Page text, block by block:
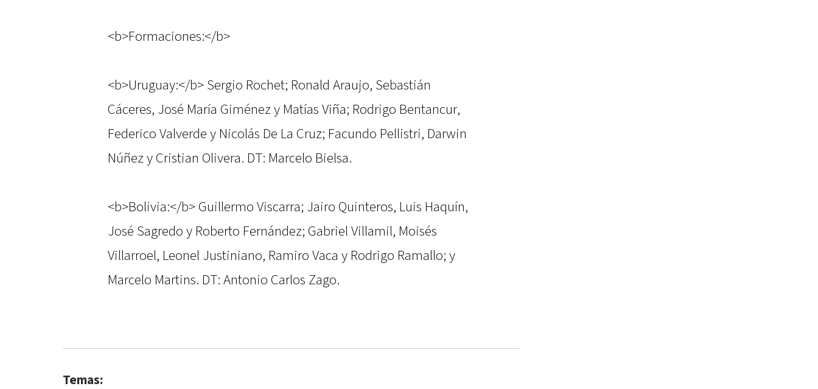
<b>Formaciones:</b>
<b>Uruguay:</b> Sergio Rochet; Ronald Araujo, Sebastián
Cáceres, José María Giménez y Matías Viña; Rodrigo Bentancur,
Federico Valverde y Nicolás De La Cruz; Facundo Pellistri, Darwin
Núñez y Cristian Olivera. DT: Marcelo Bielsa.
<b>Bolivia:</b> Guillermo Viscarra; Jairo Quinteros, Luis Haquín,
José Sagredo y Roberto Fernández; Gabriel Villamil, Moisés
Villarroel, Leonel Justiniano, Ramiro Vaca y Rodrigo Ramallo; y
Marcelo Martins. DT: Antonio Carlos Zago.
Temas: